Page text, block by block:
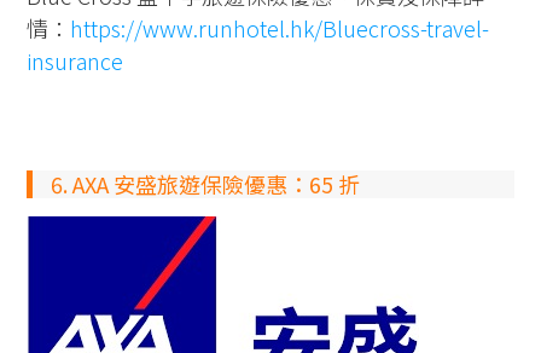
情： https://www.runhotel.hk/Bluecross-travel-
insurance
6. AXA 安盛旅遊保險優惠：65 折